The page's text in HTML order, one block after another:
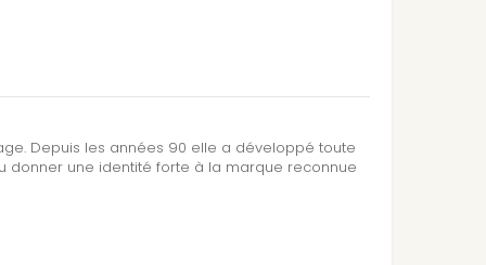
Depuis les années 90 elle a développé toute
donner une identité forte à la marque reconnue